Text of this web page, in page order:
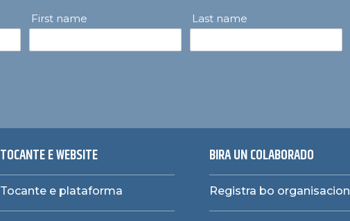
First name
Last name
TOCANTE E WEBSITE
Tocante e plataforma
BIRA UN COLABORADO
Registra bo organisacion